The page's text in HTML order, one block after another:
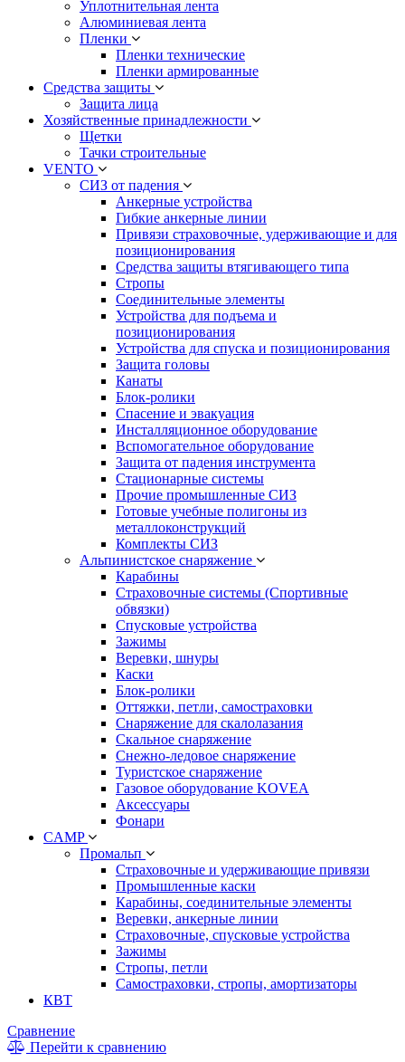
Уплотнительная лента
Алюминиевая лента
Пленки
Пленки технические
Пленки армированные
Средства защиты
Защита лица
Хозяйственные принадлежности
Щетки
Тачки строительные
VENTO
СИЗ от падения
Анкерные устройства
Гибкие анкерные линии
Привязи страховочные, удерживающие и для
позиционирования
Средства защиты втягивающего типа
Стропы
Соединительные элементы
Устройства для подъема и
позиционирования
Устройства для спуска и позиционирования
Защита головы
Канаты
Блок-ролики
Спасение и эвакуация
Инсталляционное оборудование
Вспомогательное оборудование
Защита от падения инструмента
Стационарные системы
Прочие промышленные СИЗ
Готовые учебные полигоны из
металлоконструкций
Комплекты СИЗ
Альпинистское снаряжение
Карабины
Страховочные системы (Спортивные
обвязки)
Спусковые устройства
Зажимы
Веревки, шнуры
Каски
Блок-ролики
Оттяжки, петли, самостраховки
Снаряжение для скалолазания
Скальное снаряжение
Снежно-ледовое снаряжение
Туристское снаряжение
Газовое оборудование KOVEA
Аксессуары
Фонари
CAMP
Промальп
Страховочные и удерживающие привязи
Промышленные каски
Карабины, соединительные элементы
Веревки, анкерные линии
Страховочные, спусковые устройства
Зажимы
Стропы, петли
Самостраховки, стропы, амортизаторы
КВТ
Сравнение
Перейти к сравнению